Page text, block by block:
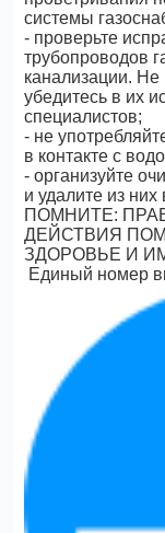
системы
- проверьте
трубопроводов
канализации. Не
убедитесь в их
специалистов;
- не
в контакте с
- организуйте
и удалите из них
ПОМНИТЕ:
ДЕЙСТВИЯ
ЗДОРОВЬЕ И
Единый номер